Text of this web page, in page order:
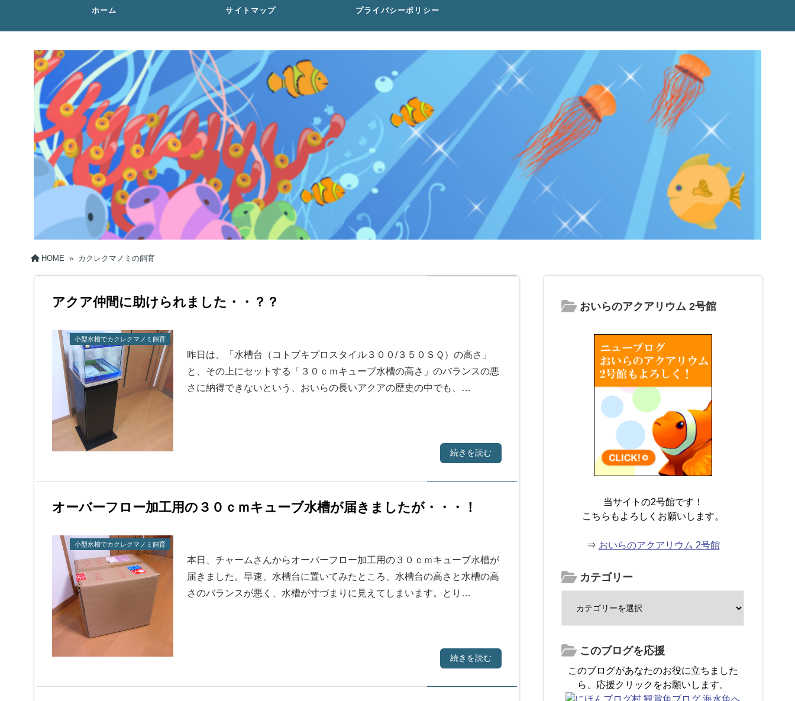
ホーム サイトマップ プライバシーポリシー
HOME » カクレクマノミの飼育
アクア仲間に助けられました・・？？
小型水槽でカクレクマノミ飼育
昨日は、「水槽台（コトブキプロスタイル３００/３５０ＳＱ）の高さ」
と、その上にセットする「３０ｃｍキューブ水槽の高さ」のバランスの悪
さに納得できないという、おいらの長いアクアの歴史の中でも、…
続きを読む
オーバーフロー加工用の３０ｃｍキューブ水槽が届きましたが・・・！
小型水槽でカクレクマノミ飼育
本日、チャームさんからオーバーフロー加工用の３０ｃｍキューブ水槽が
届きました。早速、水槽台に置いてみたところ、水槽台の高さと水槽の高
さのバランスが悪く、水槽が寸づまりに見えてしまいます。とり…
続きを読む
おいらのアクアリウム 2号館
当サイトの2号館です！
こちらもよろしくお願いします。
⇒ おいらのアクアリウム 2号館
カテゴリー
このブログを応援
このブログがあなたのお役に立ちました
ら、応援クリックをお願いします。